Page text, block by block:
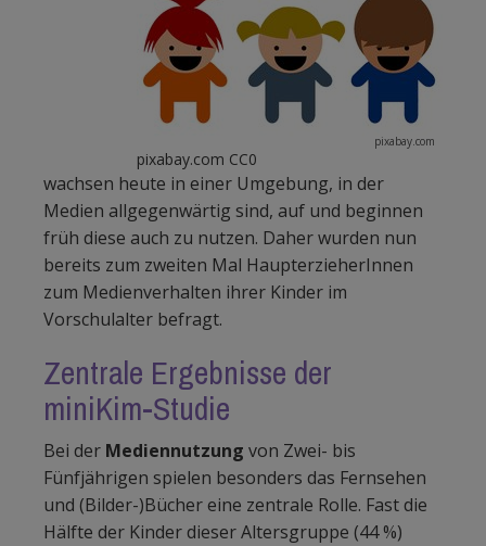
pixabay.com
pixabay.com CC0
wachsen heute in einer Umgebung, in der
Medien allgegenwärtig sind, auf und beginnen
früh diese auch zu nutzen. Daher wurden nun
bereits zum zweiten Mal HaupterzieherInnen
zum Medienverhalten ihrer Kinder im
Vorschulalter befragt.
Zentrale Ergebnisse der
miniKim-Studie
Bei der Mediennutzung von Zwei- bis
Fünfjährigen spielen besonders das Fernsehen
und (Bilder-)Bücher eine zentrale Rolle. Fast die
Hälfte der Kinder dieser Altersgruppe (44 %)